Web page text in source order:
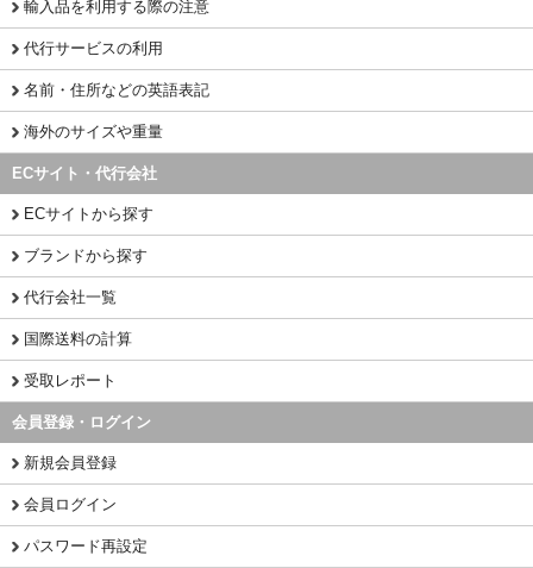
輸入品を利用する際の注意
代行サービスの利用
名前・住所などの英語表記
海外のサイズや重量
ECサイト・代行会社
ECサイトから探す
ブランドから探す
代行会社一覧
国際送料の計算
受取レポート
会員登録・ログイン
新規会員登録
会員ログイン
パスワード再設定